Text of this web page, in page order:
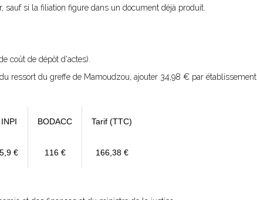
si la filiation figure dans un document déjà produit.
coût de dépôt d'actes).
ressort du greffe de Mamoudzou, ajouter 34,98 € par établissement
INPI BODACC Tarif (TTC)
5,9 € 116 € 166,38 €